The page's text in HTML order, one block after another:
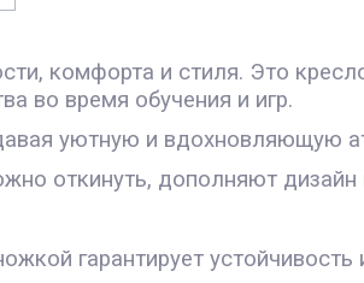
комфорта и стиля. Это
во время обучения и игр.
уютную и вдохновляющую
откинуть, дополняют дизайн
гарантирует устойчивость